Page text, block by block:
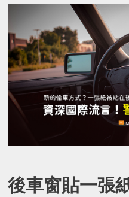
後車窗貼一張